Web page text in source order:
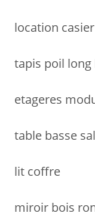
location
tapis poil long
etageres
table basse
lit coffre
miroir bois